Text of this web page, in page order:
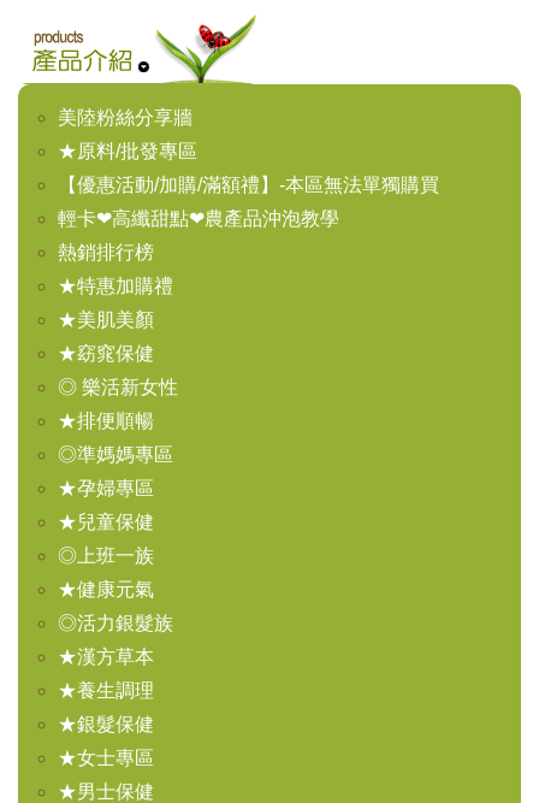
美陸粉絲分享牆
★原料/批發專區
【優惠活動/加購/滿額禮】-本區無法單獨購買
輕卡❤高纖甜點❤農產品沖泡教學
熱銷排行榜
★特惠加購禮
★美肌美顏
★窈窕保健
◎ 樂活新女性
★排便順暢
◎準媽媽專區
★孕婦專區
★兒童保健
◎上班一族
★健康元氣
◎活力銀髮族
★漢方草本
★養生調理
★銀髮保健
★女士專區
★男士保健